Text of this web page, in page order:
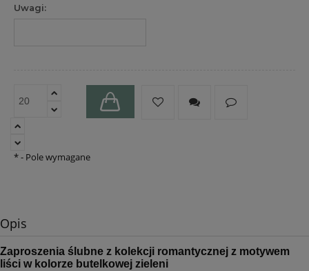
Uwagi:
*- Pole wymagane
Opis
Zaproszenia ślubne z kolekcji romantycznej z motywem
liści w kolorze butelkowej zieleni